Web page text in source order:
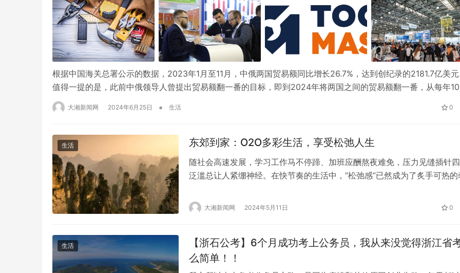
根据中国海关总署公示的数据，2023年1月至11月，中俄两国贸易额同比增长26.7%，达到创纪录的2181.7亿美元
值得一提的是，此前中俄领导人曾提出贸易额翻一番的目标，即到2024年将两国之间的贸易额翻一番，从每年
亿美元增至2000亿美元。因此，今年，也就是2024年，是中俄外贸快速发展的一大势头，俄罗斯市场将成为今年
大的新机遇。 随着西方品牌…
大湘新闻网 2024年6月25日 • 生活 0
生活 东郊到家：O2O多彩生活，享受松弛人生
随社会高速发展，学习工作马不停蹄、加班应酬熬夜难免，压力见缝插针
泛滥总让人紧绷神经。在快节奏的生活中，“松弛感”已然成为了炙手可热的
然成为了必不可缺的选项之一。随科技的发展，大数据技术的成熟，东郊到
大湘新闻网 2024年5月11日 0
生活
【浙石公考】6个月成功考上公务员，我从来没觉得浙江省
么简单！！